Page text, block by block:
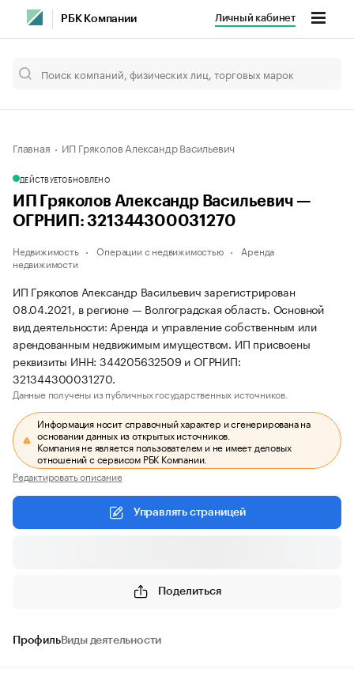
РБК Компании Личный кабинет
Главная ИП Гряколов Александр Васильевич
ДЕЙСТВУЕТОБНОВЛЕНО
ИП Гряколов Александр Васильевич —
ОГРНИП: 321344300031270
Недвижимость Операции с недвижимостью
Аренда
недвижимости
ИП Гряколов Александр Васильевич зарегистрирован
08.04.2021, в регионе — Волгоградская область. Основной
вид деятельности: Аренда и управление собственным или
арендованным недвижимым имуществом. ИП присвоены
реквизиты ИНН: 344205632509 и ОГРНИП:
321344300031270.
Данные получены из публичных государственных источников.
Информация носит справочный характер и сгенерирована на
основании данных из открытых источников.
Компания не является пользователем и не имеет деловых
отношений с сервисом РБК Компании.
Редактировать описание
Управлять страницей
Поделиться
ПрофильВиды деятельности